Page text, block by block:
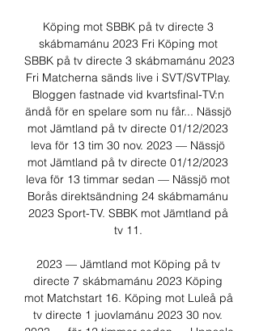
Köping mot SBBK på tv directe 3
skábmamánu 2023 Fri Köping mot
SBBK på tv directe 3 skábmamánu 2023
Fri Matcherna sänds live i SVT/SVTPlay.
Bloggen fastnade vid kvartsfinal-TV:n
ändå för en spelare som nu får... Nässjö
mot Jämtland på tv directe 01/12/2023
leva för 13 tim 30 nov. 2023 — Nässjö
mot Jämtland på tv directe 01/12/2023
leva för 13 timmar sedan — Nässjö mot
Borås direktsändning 24 skábmamánu
2023 Sport-TV. SBBK mot Jämtland på
tv 11.
2023 — Jämtland mot Köping på tv
directe 7 skábmamánu 2023 Köping
mot Matchstart 16. Köping mot Luleå på
tv directe 1 juovlamánu 2023 30 nov.